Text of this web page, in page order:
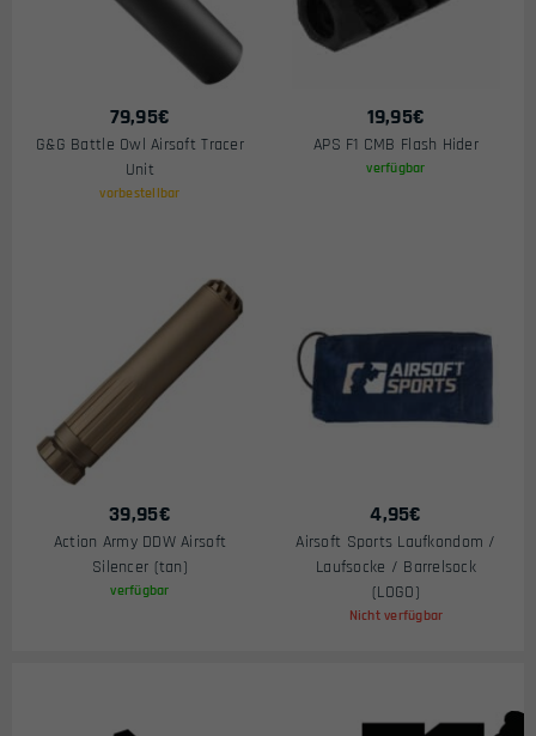
79,95€
G&G Battle Owl Airsoft Tracer
Unit
vorbestellbar
19,95€
APS F1 CMB Flash Hider
verfügbar
39,95€
Action Army DDW Airsoft
Silencer (tan)
verfügbar
4,95€
Airsoft Sports Laufkondom /
Laufsocke / Barrelsock
(LOGO)
Nicht verfügbar